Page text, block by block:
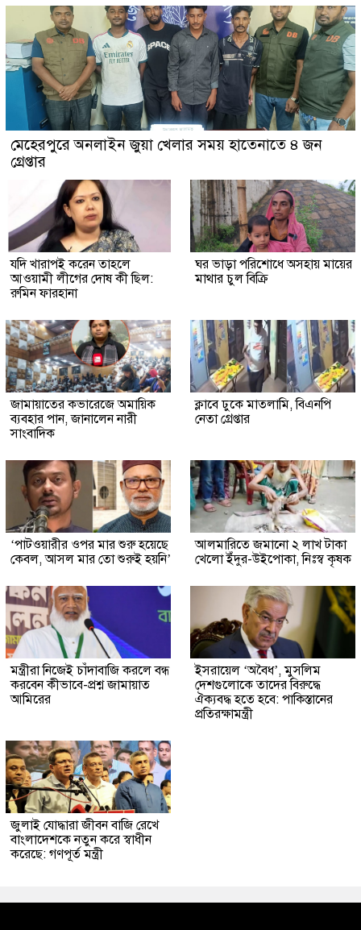
মেহেরপুরে অনলাইন জুয়া খেলার সময় হাতেনাতে ৪ জন
গ্রেপ্তার
যদি খারাপই করেন তাহলে
আওয়ামী লীগের দোষ কী ছিল:
রুমিন ফারহানা
ঘর ভাড়া পরিশোধে অসহায় মায়ের
মাথার চুল বিক্রি
জামায়াতের কভারেজে অমায়িক
ব্যবহার পান, জানালেন নারী
সাংবাদিক
ক্লাবে ঢুকে মাতলামি, বিএনপি
নেতা গ্রেপ্তার
‘পাটওয়ারীর ওপর মার শুরু হয়েছে
কেবল, আসল মার তো শুরুই হয়নি’
আলমারিতে জমানো ২ লাখ টাকা
খেলো ইঁদুর-উইপোকা, নিঃস্ব কৃষক
মন্ত্রীরা নিজেই চাঁদাবাজি করলে বন্ধ
করবেন কীভাবে-প্রশ্ন জামায়াত
আমিরের
ইসরায়েল ‘অবৈধ’, মুসলিম
দেশগুলোকে তাদের বিরুদ্ধে
ঐক্যবদ্ধ হতে হবে: পাকিস্তানের
প্রতিরক্ষামন্ত্রী
জুলাই যোদ্ধারা জীবন বাজি রেখে
বাংলাদেশকে নতুন করে স্বাধীন
করেছে: গণপূর্ত মন্ত্রী